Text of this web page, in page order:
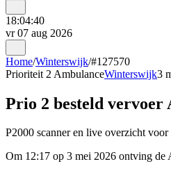
18:04:40
vr 07 aug 2026
Home/Winterswijk/#127570
Prioriteit 2 AmbulanceWinterswijk3
Prio 2 besteld vervoer
P2000 scanner en live overzicht
Om 12:17 op 3 mei 2026 ontving de